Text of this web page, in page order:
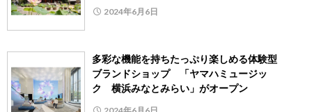
2024年6月6日
多彩な機能を持ちたっぷり楽しめる体験型
ブランドショップ 「ヤマハミュージッ
ク 横浜みなとみらい」がオープン